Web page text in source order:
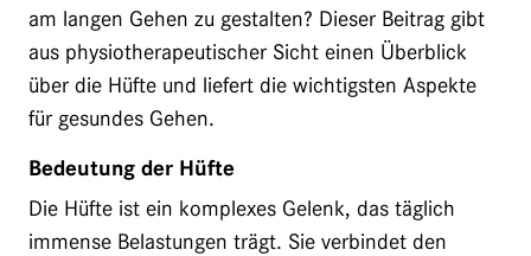
am langen Gehen zu gestalten? Dieser Beitrag gibt
aus physiotherapeutischer Sicht einen Überblick
über die Hüfte und liefert die wichtigsten Aspekte
für gesundes Gehen.
Bedeutung der Hüfte
Die Hüfte ist ein komplexes Gelenk, das täglich
immense Belastungen trägt. Sie verbindet den